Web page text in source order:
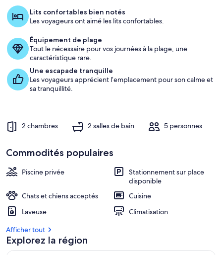
and
serenity.
Piscine
e
s
h
é
b
e
r
g
m
n
Lits confortables bien notés
Les voyageurs ont aimé les lits confortables.
Équipement de plage
Tout le nécessaire pour vos journées à la plage, une
caractéristique rare.
Une escapade tranquille
Les voyageurs apprécient l’emplacement pour son calme et
sa tranquillité.
2 chambres 2 salles de bain 5 personnes
Commodités populaires
Piscine privée
Stationnement sur place
disponible
Chats et chiens acceptés
Cuisine
Laveuse
Climatisation
Afficher tout
Explorez la région